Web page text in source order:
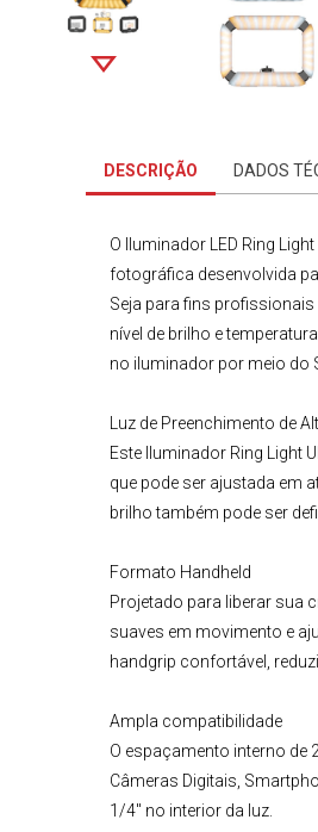
DESCRIÇÃO DADOS
O Iluminador LED Ring
fotográfica desenvolvida
Seja para fins
nível de brilho e
no iluminador por meio do
Luz de Preenchimento de
Este
Iluminador Ring Light
que pode ser ajustada em
brilho também pode ser
Formato Handheld
Projetado para liberar sua
suaves em movimento e
handgrip confortável,
Ampla compatibilidade
O espaçamento interno de
Câmeras Digitais,
1/4" no interior da luz.